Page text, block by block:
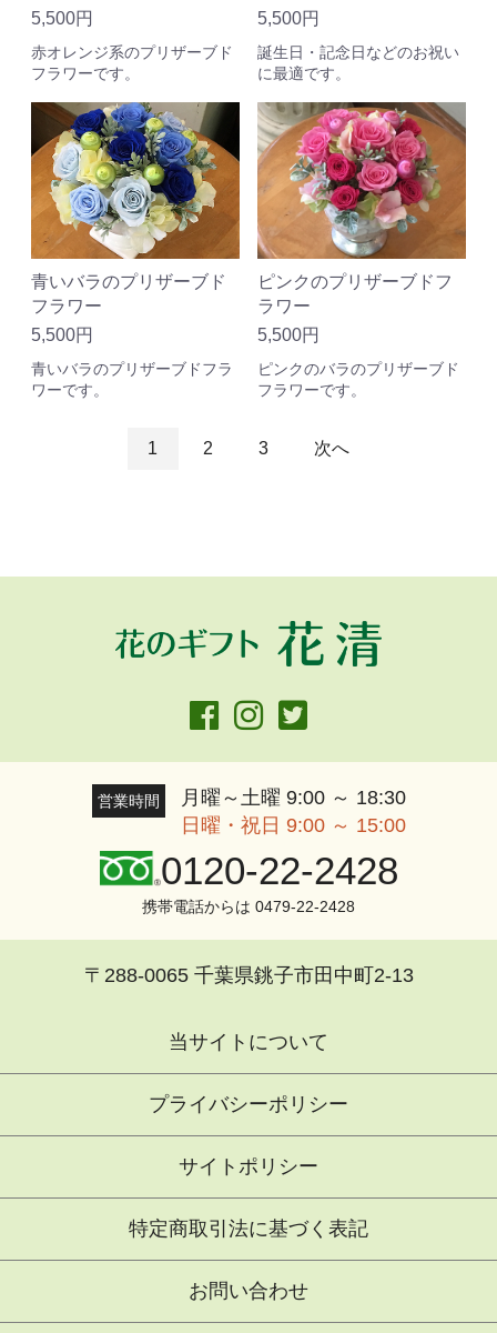
5,500円
赤オレンジ系のプリザーブド
フラワーです。
5,500円
誕生日・記念日などのお祝い
に最適です。
青いバラのプリザーブド
フラワー
5,500円
青いバラのプリザーブドフラ
ワーです。
ピンクのプリザーブドフ
ラワー
5,500円
ピンクのバラのプリザーブド
フラワーです。
1 2 3 次へ
営業時間
月曜～土曜 9:00 ～ 18:30
日曜・祝日 9:00 ～ 15:00
0120-22-2428
携帯電話からは 0479-22-2428
〒288-0065 千葉県銚子市田中町2-13
当サイトについて
プライバシーポリシー
サイトポリシー
特定商取引法に基づく表記
お問い合わせ